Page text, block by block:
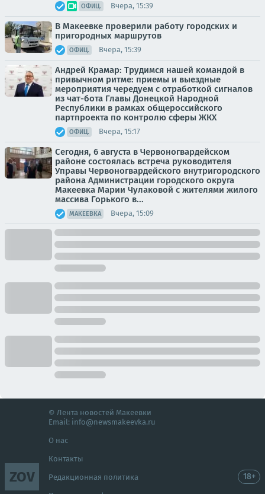
ОФИЦ. Вчера, 15:39
В Макеевке проверили работу городских и
пригородных маршрутов
ОФИЦ. Вчера, 15:39
Андрей Крамар: Трудимся нашей командой в
привычном ритме: приемы и выездные
мероприятия чередуем с отработкой сигналов
из чат-бота Главы Донецкой Народной
Республики в рамках общероссийского
партпроекта по контролю сферы ЖКХ
ОФИЦ. Вчера, 15:17
Сегодня, 6 августа в Червоногвардейском
районе состоялась встреча руководителя
Управы Червоногвардейского внутригородского
района Администрации городского округа
Макеевка Марии Чулаковой с жителями жилого
массива Горького в...
МАКЕЕВКА Вчера, 15:09
ZOV
© Лента новостей Макеевки
Email: info@newsmakeevka.ru
О нас
Контакты
Редакционная политика 18+